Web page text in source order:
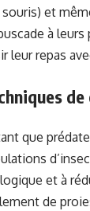
et
à
leur repas
que
et à
de